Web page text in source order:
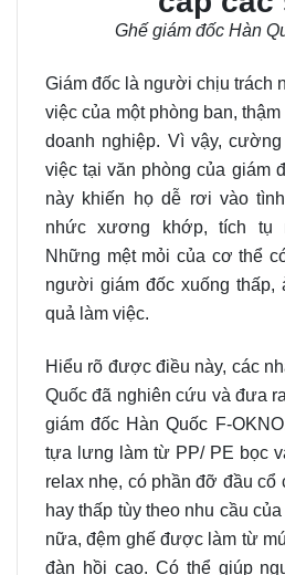
Ghế giám đốc Hàn
Giám đốc là người chịu trách
việc của một phòng ban,
doanh nghiệp. Vì vậy,
việc tại văn phòng của giám
này khiến họ dễ rơi vào
nhức xương khớp, tích tụ
Những mệt mỏi của cơ thể
người giám đốc xuống thấp,
quả làm việc.
Hiểu rõ được điều này, các
Quốc đã nghiên cứu và đưa r
giám đốc Hàn Quốc F-
tựa lưng làm từ PP/ PE bọc
relax nhẹ, có phần đỡ đầu cổ
hay thấp tùy theo nhu cầu
nữa, đệm ghế được làm từ
đàn hồi cao. Có thể giúp